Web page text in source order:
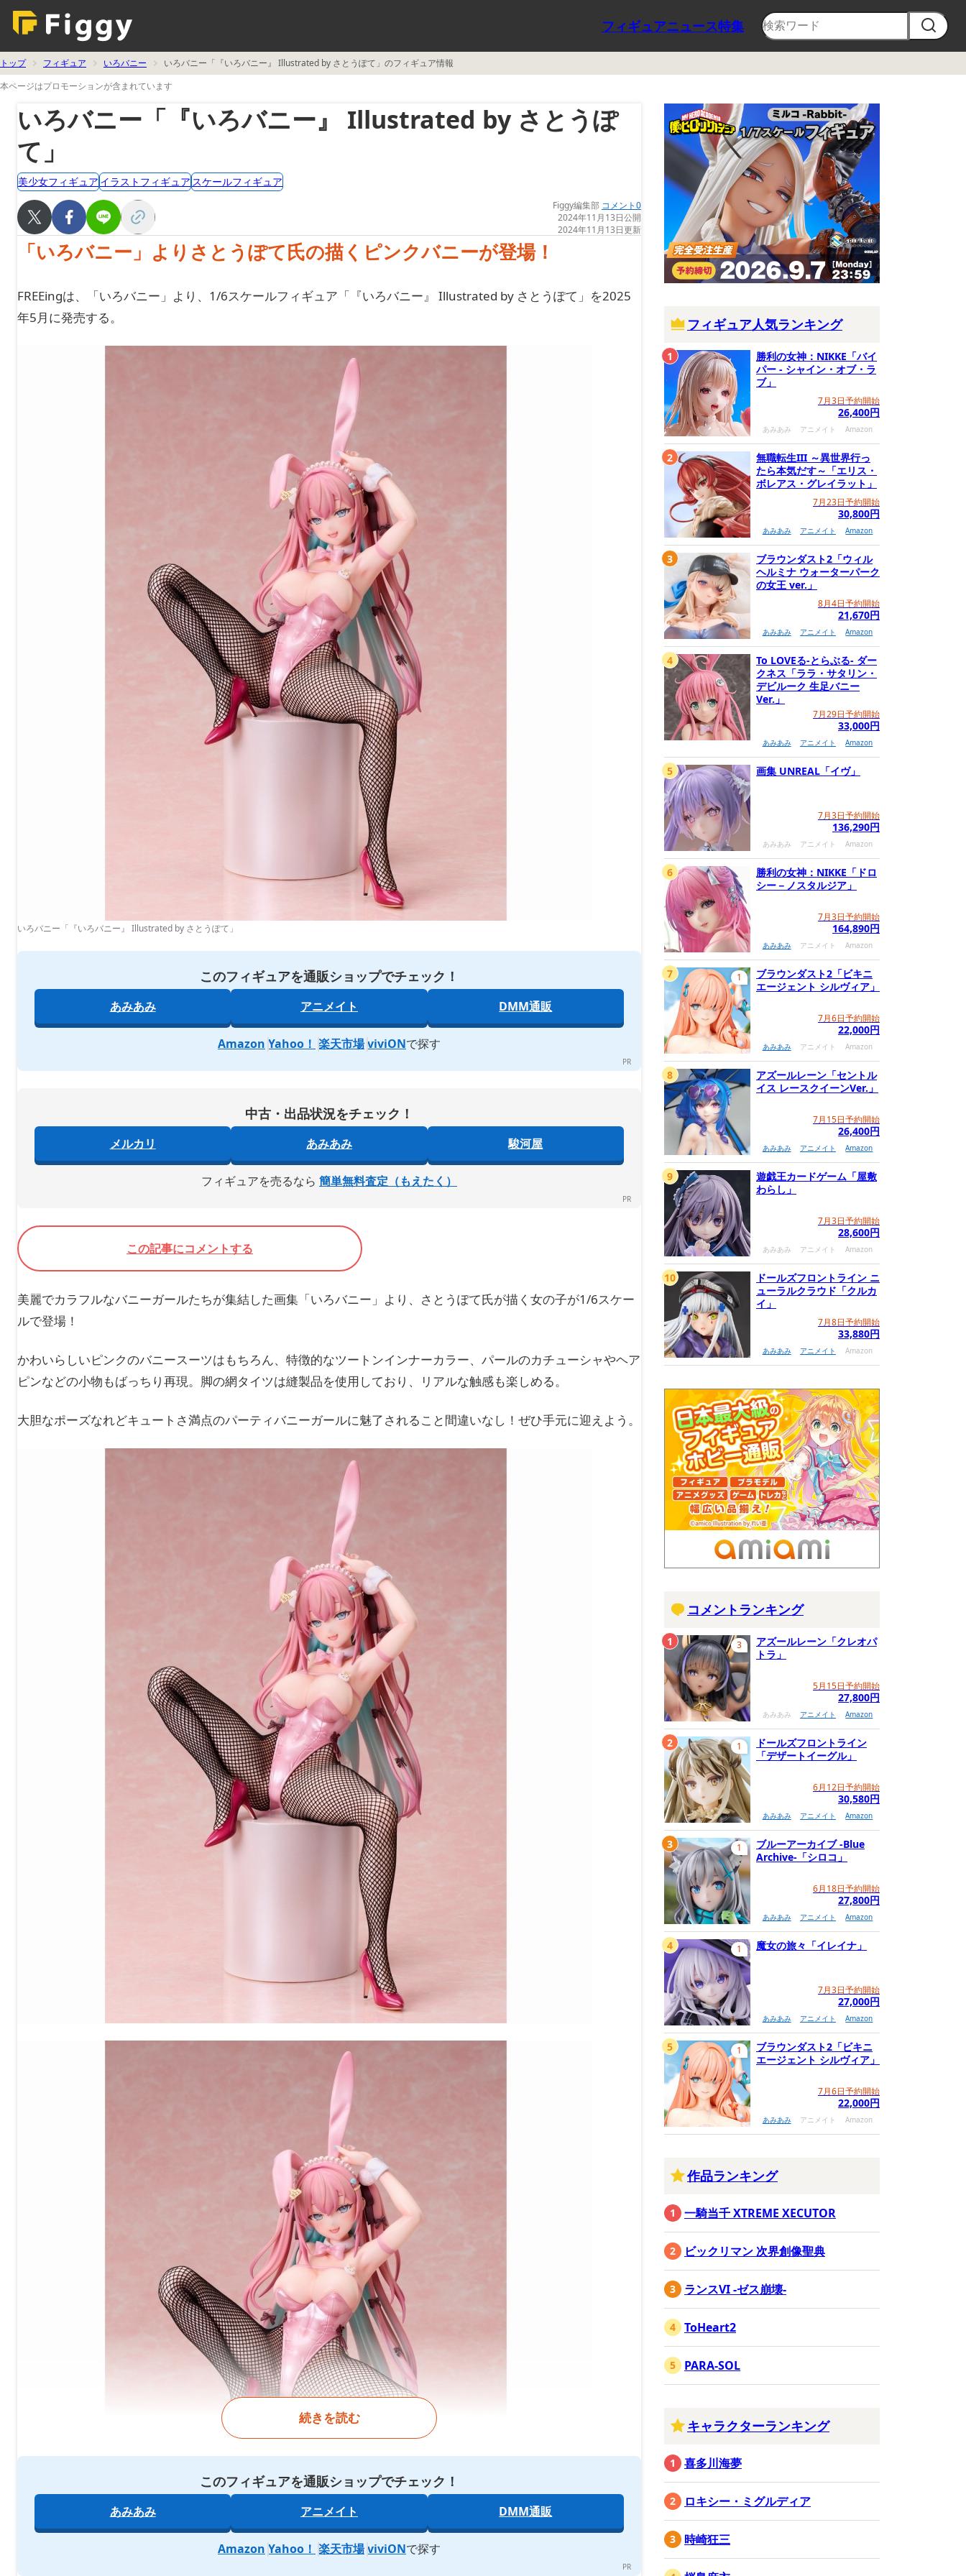
フィギュアニュース特集
トップ フィギュア いろバニー
いろバニー「『いろバニー』 Illustrated by さとうぽて」のフィギュア情報
本ページはプロモーションが含まれています
いろバニー「『いろバニー』 Illustrated by さとうぽ
て」
美少女フィギュア イラストフィギュア スケールフィギュア
Figgy編集部 コメント0
2024年11月13日公開
2024年11月13日更新
「いろバニー」よりさとうぽて氏の描くピンクバニーが登場！
FREEingは、「いろバニー」より、1/6スケールフィギュア「『いろバニー』 Illustrated by さとうぽて」を2025
年5月に発売する。
いろバニー「『いろバニー』 Illustrated by さとうぽて」
このフィギュアを通販ショップでチェック！
あみあみ アニメイト DMM通販
Amazon Yahoo！ 楽天市場 viviONで探す
中古・出品状況をチェック！
メルカリ あみあみ 駿河屋
フィギュアを売るなら 簡単無料査定（もえたく）
この記事にコメントする
美麗でカラフルなバニーガールたちが集結した画集「いろバニー」より、さとうぽて氏が描く女の子が1/6スケー
ルで登場！
かわいらしいピンクのバニースーツはもちろん、特徴的なツートンインナーカラー、パールのカチューシャやヘア
ピンなどの小物もばっちり再現。脚の網タイツは縫製品を使用しており、リアルな触感も楽しめる。
大胆なポーズなれどキュートさ満点のパーティバニーガールに魅了されること間違いなし！ぜひ手元に迎えよう。
続きを読む
このフィギュアを通販ショップでチェック！
あみあみ アニメイト DMM通販
Amazon Yahoo！ 楽天市場 viviONで探す
フィギュア人気ランキング
勝利の女神：NIKKE「バイ
パー - シャイン・オブ・ラ
ブ」
7月3日予約開始
26,400円
あみあみ アニメイト Amazon
1
無職転生III ～異世界行っ
たら本気だす～「エリス・
ボレアス・グレイラット」
7月23日予約開始
30,800円
あみあみ アニメイト Amazon
2
ブラウンダスト2「ウィル
ヘルミナ ウォーターパーク
の女王 ver.」
8月4日予約開始
21,670円
あみあみ アニメイト Amazon
3
To LOVEる-とらぶる- ダー
クネス「ララ・サタリン・
デビルーク 生足バニー
Ver.」
7月29日予約開始
33,000円
あみあみ アニメイト Amazon
4
画集 UNREAL「イヴ」
7月3日予約開始
136,290円
あみあみ アニメイト Amazon
5
勝利の女神：NIKKE「ドロ
シー－ノスタルジア」
7月3日予約開始
164,890円
あみあみ アニメイト Amazon
6
ブラウンダスト2「ビキニ
エージェント シルヴィア」
7月6日予約開始
22,000円
あみあみ アニメイト Amazon
1
7
アズールレーン「セントル
イス レースクイーンVer.」
7月15日予約開始
26,400円
あみあみ アニメイト Amazon
8
遊戯王カードゲーム「屋敷
わらし」
7月3日予約開始
28,600円
あみあみ アニメイト Amazon
9
ドールズフロントライン ニ
ューラルクラウド「クルカ
イ」
7月8日予約開始
33,880円
あみあみ アニメイト Amazon
10
コメントランキング
アズールレーン「クレオパ
トラ」
5月15日予約開始
27,800円
あみあみ アニメイト Amazon
3
1
ドールズフロントライン
「デザートイーグル」
6月12日予約開始
30,580円
あみあみ アニメイト Amazon
1
2
ブルーアーカイブ -Blue
Archive-「シロコ」
6月18日予約開始
27,800円
あみあみ アニメイト Amazon
1
3
魔女の旅々「イレイナ」
7月3日予約開始
27,000円
あみあみ アニメイト Amazon
1
4
ブラウンダスト2「ビキニ
エージェント シルヴィア」
7月6日予約開始
22,000円
あみあみ アニメイト Amazon
1
5
作品ランキング
一騎当千 XTREME XECUTOR
ビックリマン 次界創像聖典
ランスVI -ゼス崩壊-
ToHeart2
PARA-SOL
キャラクターランキング
喜多川海夢
ロキシー・ミグルディア
時崎狂三